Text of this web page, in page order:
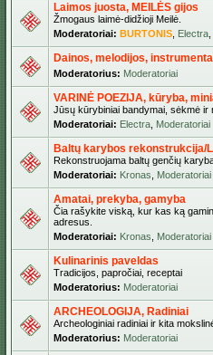
Laimos juosta, MEILĖS gijos
Žmogaus laimė-didžioji Meilė.
Moderatoriai: BURTONIS Electra
Dainos, melodijos,
Moderatorius: Moderatoriai
VARINĖ POEZIJA, kūryba,
Jūsų kūrybiniai bandymai, sėkmė ir
Moderatoriai: Electra Moderatoriai
Baltų karybos rekonstrukcija/
Rekonstruojama baltų genčių
Moderatoriai: Kronas Moderatoriai
Amatai, prekyba, gamyba
Čia rašykite viską, kur kas ką
adresus.
Moderatoriai: Kronas Moderatoriai
Kulinarinis paveldas
Tradicijos, papročiai, receptai
Moderatorius: Moderatoriai
ARCHEOLOGIJA, Radiniai
Archeologiniai radiniai ir kita
Moderatorius: Moderatoriai